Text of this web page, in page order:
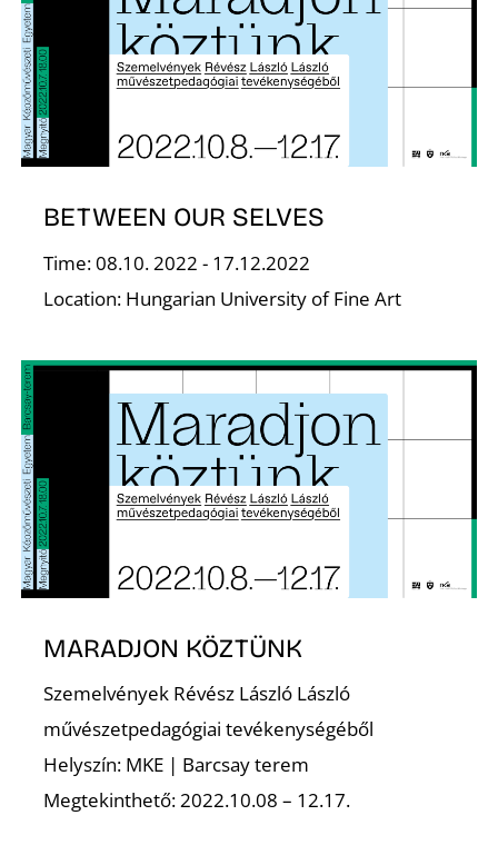
BETWEEN OUR SELVES
Time: 08.10. 2022 - 17.12.2022
Location: Hungarian University of Fine Art
MARADJON KÖZTÜNK
Szemelvények Révész László László
művészetpedagógiai tevékenységéből
Helyszín: MKE | Barcsay terem
Megtekinthető: 2022.10.08 – 12.17.